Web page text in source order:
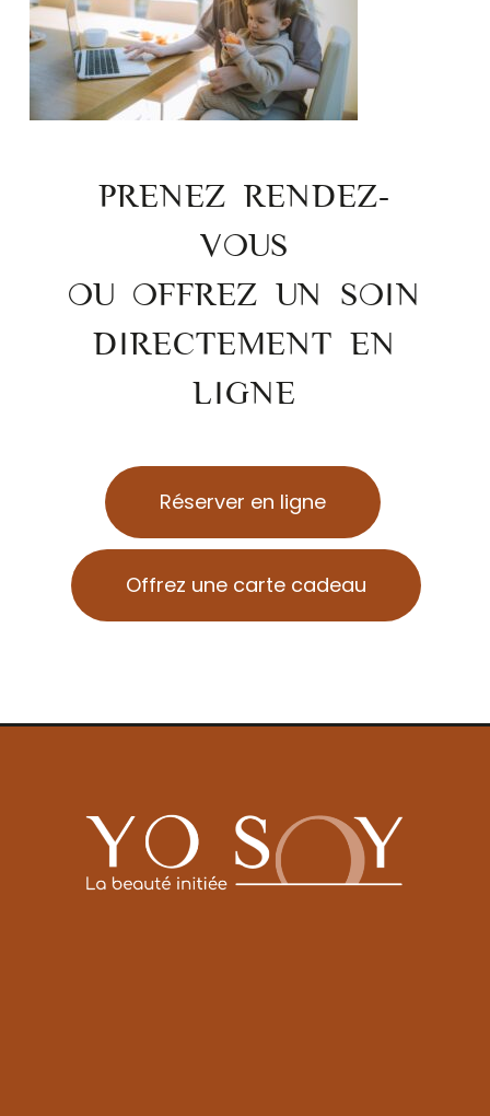
PRENEZ RENDEZ-
VOUS
OU OFFREZ UN SOIN
DIRECTEMENT EN
LIGNE
Réserver en ligne
Offrez une carte cadeau